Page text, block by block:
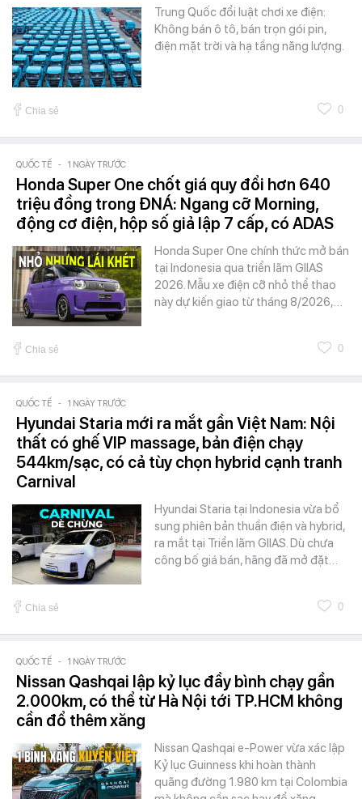
Trung Quốc đổi luật chơi xe điện:
Không bán ô tô, bán trọn gói pin,
điện mặt trời và hạ tầng năng lượng.
Chia sẻ 0
QUỐC TẾ - 1 NGÀY TRƯỚC
Honda Super One chốt giá quy đổi hơn 640
triệu đồng trong ĐNÁ: Ngang cỡ Morning,
động cơ điện, hộp số giả lập 7 cấp, có ADAS
Honda Super One chính thức mở bán
tại Indonesia qua triển lãm GIIAS
2026. Mẫu xe điện cỡ nhỏ thể thao
này dự kiến giao từ tháng 8/2026,…
Chia sẻ 0
QUỐC TẾ - 1 NGÀY TRƯỚC
Hyundai Staria mới ra mắt gần Việt Nam: Nội
thất có ghế VIP massage, bản điện chạy
544km/sạc, có cả tùy chọn hybrid cạnh tranh
Carnival
Hyundai Staria tại Indonesia vừa bổ
sung phiên bản thuần điện và hybrid,
ra mắt tại Triển lãm GIIAS. Dù chưa
công bố giá bán, hãng đã mở đặt…
Chia sẻ 0
QUỐC TẾ - 1 NGÀY TRƯỚC
Nissan Qashqai lập kỷ lục đầy bình chạy gần
2.000km, có thể từ Hà Nội tới TP.HCM không
cần đổ thêm xăng
Nissan Qashqai e-Power vừa xác lập
Kỷ lục Guinness khi hoàn thành
quãng đường 1.980 km tại Colombia